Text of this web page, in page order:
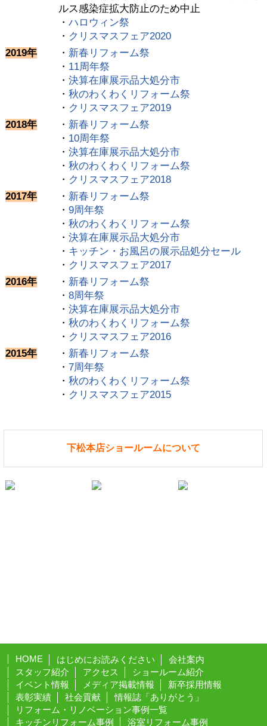
ルス感染症拡大防止のため中止
・ハロウィン祭
・ クリスマスフェア2020
2019年
・ 新春リフォーム祭
・ 11周年祭
・決算在庫展示品大処分市
・秋のわくわくリフォーム祭
・ クリスマスフェア2019
2018年
・ 新春リフォーム祭
・ 10周年祭
・決算在庫展示品大処分市
・秋のわくわくリフォーム祭
・ クリスマスフェア2018
2017年
・ 新春リフォーム祭
・9周年祭
・秋のわくわくリフォーム祭
・決算在庫展示品大処分市
・ キッチン・お風呂の展示品処分セール
・ クリスマスフェア2017
2016年
・ 新春リフォーム祭
・8周年祭
・決算在庫展示品大処分市
・秋のわくわくリフォーム祭
・ クリスマスフェア2016
2015年
・ 新春リフォーム祭
・7周年祭
・秋のわくわくリフォーム祭
・ クリスマスフェア2015
下松本店ショールームについて
HOME はじめにお読みください
会社案内
スタッフ紹介
アクセス
ショールーム紹介
イベント情報
メディア掲載情報
新卒採用情報
表彰実績
社会貢献
情報誌「ありがとう」
リフォーム・リノベーション事例一覧
キッチンリフォーム事例
浴室リフォーム事例